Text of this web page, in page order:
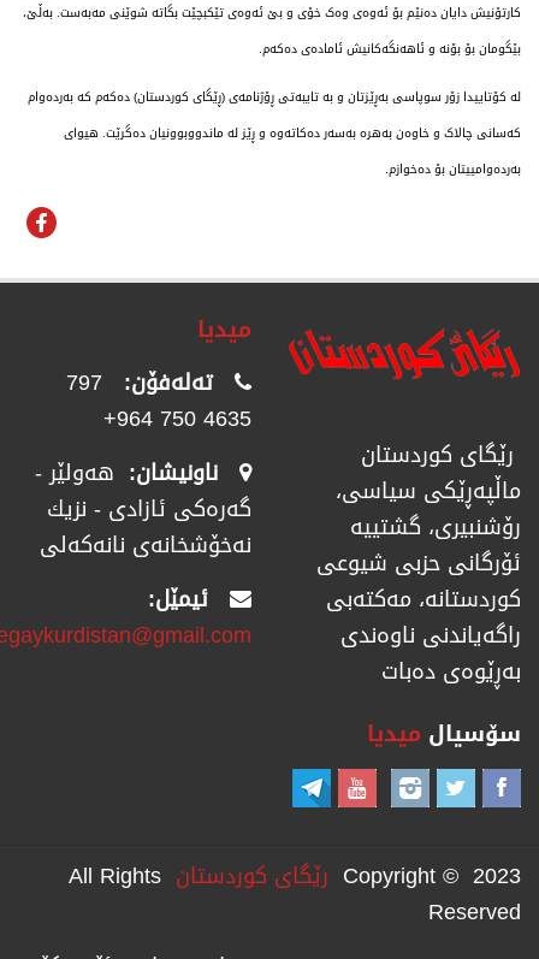
کارتۆنیش دایان دەنێم بۆ ئەوەی وەک خۆی و بێ ئەوەی تێکبچێت بگاتە شوێنی مەبەست. بەڵێ،
بێگومان بۆ بۆنە و ئاهەنگەکانیش ئامادەی دەکەم.
لە کۆتاییدا زۆر سوپاسی بەڕێزتان و بە تایبەتی ڕۆژنامەی (ڕێگای کوردستان) دەکەم کە بەردەوام
کەسانی چالاک و خاوەن بەهرە بەسەر دەکاتەوە و ڕێز لە ماندووبوونیان دەگرێت. هیوای
بەردەوامییتان بۆ دەخوازم.
رێگای كوردستان
ماڵپەڕێكی سیاسی،
رۆشنبیری، گشتییە
ئۆرگانی حزبی شیوعی
كوردستانە، مەكتەبی
راگەیاندنی ناوەندی
بەڕێوەی دەبات
میدیا
تەلەفۆن: 797
4635 750 964+
ناونیشان: هەولێر -
گەرەکی ئازادی - نزیك
نەخۆشخانەی نانەکەلی
ئیمێل:
سۆسیال میدیا
Copyright © 2023 رێگای كوردستان All Rights
Reserved